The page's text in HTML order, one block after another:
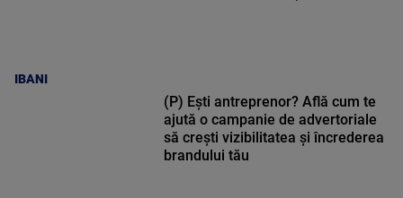
IBANI
(P) Ești antreprenor? Află cum te
ajută o campanie de advertoriale
să crești vizibilitatea și încrederea
brandului tău